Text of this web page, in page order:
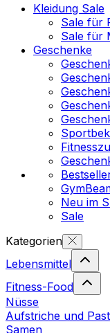
Kleidung Sale
Sale für
Sale für
Geschenke
Neu im
Sale
Kategorien
Lebensmittel
Fitness-Food
Nüsse
Aufstriche und
Samen